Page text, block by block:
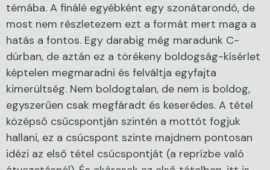
témába. A finálé egyébként egy szonátarondó, de
most nem részletezem ezt a formát mert maga a
hatás a fontos. Egy darabig még maradunk C-
dúrban, de aztán ez a törékeny boldogság-kísérlet
képtelen megmaradni és felváltja egyfajta
kimerültség. Nem boldogtalan, de nem is boldog,
egyszerűen csak megfáradt és keserédes. A tétel
középső csűcspontján szintén a mottót fogjuk
hallani, ez a csúcspont szinte majdnem pontosan
idézi az első tétel csúcspontját (a reprízbe való